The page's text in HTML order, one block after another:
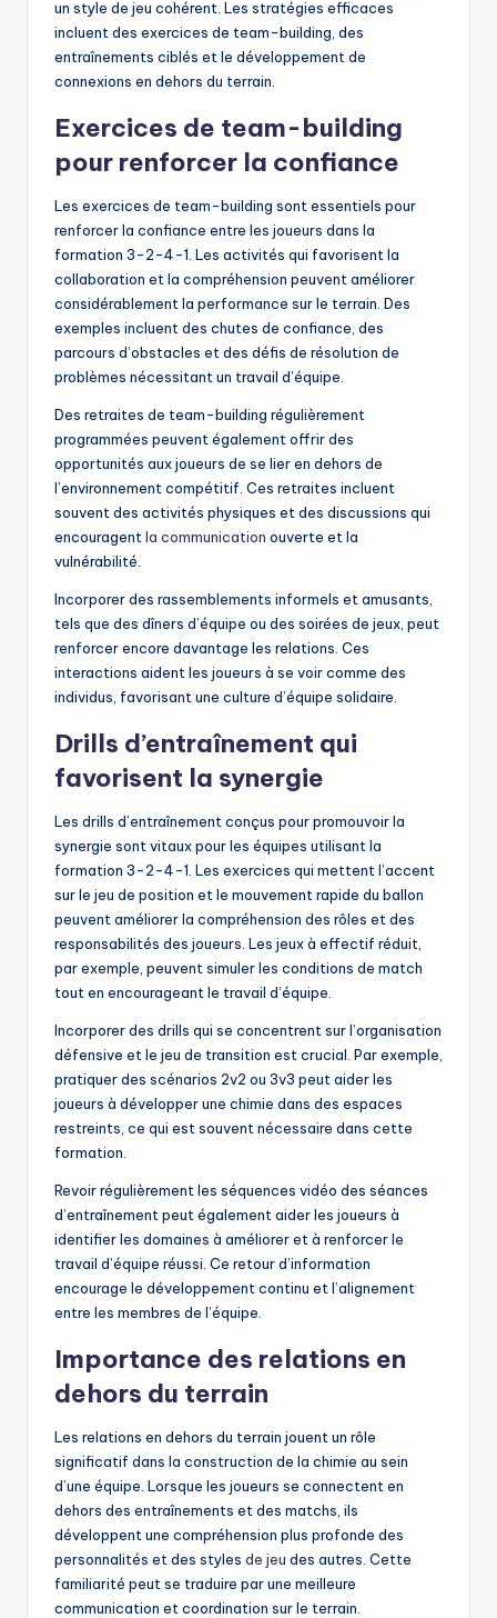
un style de jeu cohérent. Les stratégies efficaces
incluent des exercices de team-building, des
entraînements ciblés et le développement de
connexions en dehors du terrain.
Exercices de team-building
pour renforcer la confiance
Les exercices de team-building sont essentiels pour
renforcer la confiance entre les joueurs dans la
formation 3-2-4-1. Les activités qui favorisent la
collaboration et la compréhension peuvent améliorer
considérablement la performance sur le terrain. Des
exemples incluent des chutes de confiance, des
parcours d’obstacles et des défis de résolution de
problèmes nécessitant un travail d’équipe.
Des retraites de team-building régulièrement
programmées peuvent également offrir des
opportunités aux joueurs de se lier en dehors de
l’environnement compétitif. Ces retraites incluent
souvent des activités physiques et des discussions qui
encouragent la communication ouverte et la
vulnérabilité.
Incorporer des rassemblements informels et amusants,
tels que des dîners d’équipe ou des soirées de jeux, peut
renforcer encore davantage les relations. Ces
interactions aident les joueurs à se voir comme des
individus, favorisant une culture d’équipe solidaire.
Drills d’entraînement qui
favorisent la synergie
Les drills d’entraînement conçus pour promouvoir la
synergie sont vitaux pour les équipes utilisant la
formation 3-2-4-1. Les exercices qui mettent l’accent
sur le jeu de position et le mouvement rapide du ballon
peuvent améliorer la compréhension des rôles et des
responsabilités des joueurs. Les jeux à effectif réduit,
par exemple, peuvent simuler les conditions de match
tout en encourageant le travail d’équipe.
Incorporer des drills qui se concentrent sur l’organisation
défensive et le jeu de transition est crucial. Par exemple,
pratiquer des scénarios 2v2 ou 3v3 peut aider les
joueurs à développer une chimie dans des espaces
restreints, ce qui est souvent nécessaire dans cette
formation.
Revoir régulièrement les séquences vidéo des séances
d’entraînement peut également aider les joueurs à
identifier les domaines à améliorer et à renforcer le
travail d’équipe réussi. Ce retour d’information
encourage le développement continu et l’alignement
entre les membres de l’équipe.
Importance des relations en
dehors du terrain
Les relations en dehors du terrain jouent un rôle
significatif dans la construction de la chimie au sein
d’une équipe. Lorsque les joueurs se connectent en
dehors des entraînements et des matchs, ils
développent une compréhension plus profonde des
personnalités et des styles de jeu des autres. Cette
familiarité peut se traduire par une meilleure
communication et coordination sur le terrain.